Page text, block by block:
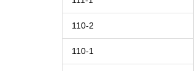
110-2
110-1